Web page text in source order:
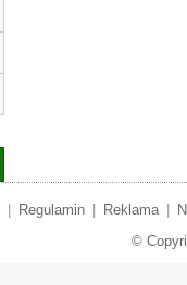
Regulamin Reklama
©